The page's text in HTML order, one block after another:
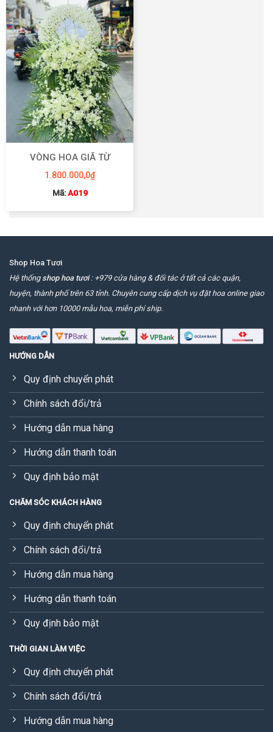
VÒNG HOA GIÃ TỪ
1.800.000,0₫
Mã:A019
Shop Hoa Tươi
Hệ thống shop hoa tươi: +979 cửa hàng & đối tác ở tất cả các quận,
huyện, thành phố trên 63 tỉnh. Chuyên cung cấp dịch vụ đặt hoa online giao
nhanh với hơn 10000 mẫu hoa, miễn phí ship.
HƯỚNG DẪN
Quy định chuyển phát
Chính sách đổi/trả
Hướng dẫn mua hàng
Hướng dẫn thanh toán
Quy định bảo mật
CHĂM SÓC KHÁCH HÀNG
Quy định chuyển phát
Chính sách đổi/trả
Hướng dẫn mua hàng
Hướng dẫn thanh toán
Quy định bảo mật
THỜI GIAN LÀM VIỆC
Quy định chuyển phát
Chính sách đổi/trả
Hướng dẫn mua hàng